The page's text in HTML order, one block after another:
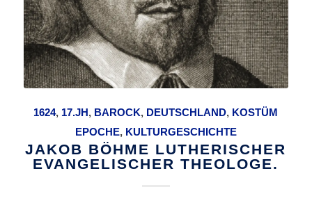
1624, 17.JH, BAROCK, DEUTSCHLAND, KOSTÜM
EPOCHE, KULTURGESCHICHTE
JAKOB BÖHME LUTHERISCHER
EVANGELISCHER THEOLOGE.